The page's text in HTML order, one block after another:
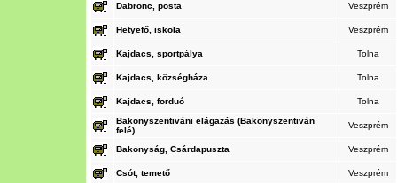
Dabronc, posta Veszprém
Hetyefő, iskola Veszprém
Kajdacs, sportpálya Tolna
Kajdacs, községháza Tolna
Kajdacs, forduó
Tolna
Bakonyszentiváni elágazás (Bakonyszentiván
felé)
Veszprém
Bakonyság, Csárdapuszta Veszprém
Csót, temető Veszprém